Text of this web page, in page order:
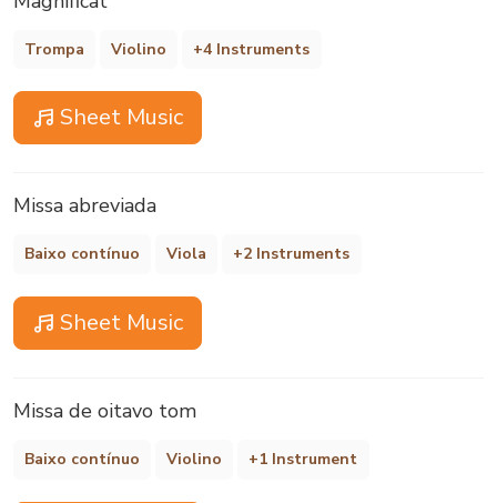
Trompa Violino +4 Instruments
Sheet Music
Missa abreviada
Baixo contínuo Viola +2 Instruments
Sheet Music
Missa de oitavo tom
Baixo contínuo Violino +1 Instrument